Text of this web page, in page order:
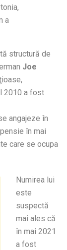
a
structură de
Joe
2010 a fost
angajeze în
în mai
care se ocupa
Numirea lui
este
suspectă
mai ales că
în mai 2021
a fost